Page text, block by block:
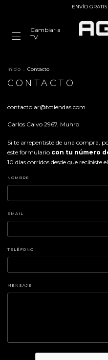
ENVÍO
Cambiar a
TV
Inicio . Contacto
CONTACTO
contacto.ar@tctiendas.com
Carlos Calvo 2967, Munro
Si te arrepentiste de una compra,
este formulario con tu número
10 días corridos desde que recibiste
NOMBRE
EMAIL
TELÉFONO
MENSAJE